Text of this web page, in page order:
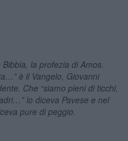
la profezia di Amos.
è il Vangelo, Giovanni
Che “siamo pieni di ticchi,
lo diceva Pavese e nel
pure di peggio.